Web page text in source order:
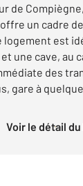
de
un cadre
logement est
une cave, au
des
gare à
Voir le détail